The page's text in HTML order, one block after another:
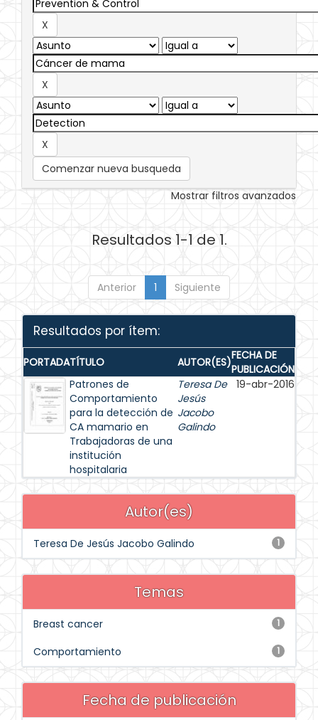
Comenzar nueva busqueda
Mostrar filtros avanzados
Resultados 1-1 de 1.
Anterior 1 Siguiente
Resultados por ítem:
PORTADATÍTULO AUTOR(ES)FECHA DE
PUBLICACIÓN
Patrones de
Comportamiento
para la detección de
CA mamario en
Trabajadoras de una
institución
hospitalaria
Teresa De
Jesús
Jacobo
Galindo
19-abr-2016
Autor(es)
1
Teresa De Jesús Jacobo Galindo
Temas
1
Breast cancer
1
Comportamiento
Fecha de publicación